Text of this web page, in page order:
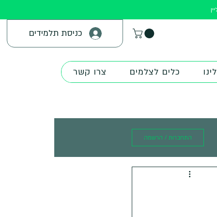
כניסת תלמידים
כלים לצלמים צרו קשר
התחברות / הרשמה